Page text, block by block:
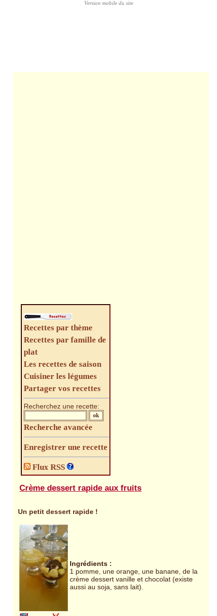
Recettes par thème
Recettes par famille de
plat
Les recettes de saison
Cuisiner les légumes
Partager vos recettes
Recherchez une recette:
Recherche avancée
Enregistrer une recette
Flux RSS
Crème dessert rapide aux fruits
Un petit dessert rapide !
Ingrédients :
1 pomme, une orange, une banane, de la
crème dessert vanille et chocolat (existe
aussi au soja, sans lait).